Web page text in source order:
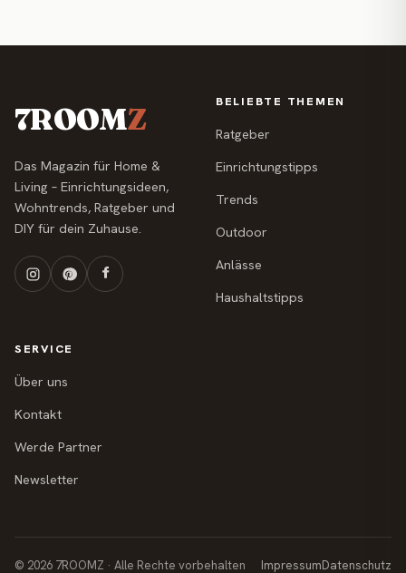
7ROOMZ
Das Magazin für Home &
Living – Einrichtungsideen,
Wohntrends, Ratgeber und
DIY für dein Zuhause.
BELIEBTE THEMEN
Ratgeber
Einrichtungstipps
Trends
Outdoor
Anlässe
Haushaltstipps
SERVICE
Über uns
Kontakt
Werde Partner
Newsletter
© 2026 7ROOMZ · Alle Rechte vorbehalten ImpressumDatenschutz